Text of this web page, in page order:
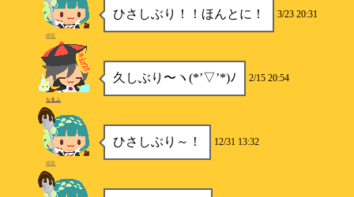
ひさしぶり！！ほんとに！ 3/23 20:31
紺音
久しぶり〜ヽ(*’▽’*)ﾉ 2/15 20:54
らるふ
ひさしぶり～！ 12/31 13:32
紺音